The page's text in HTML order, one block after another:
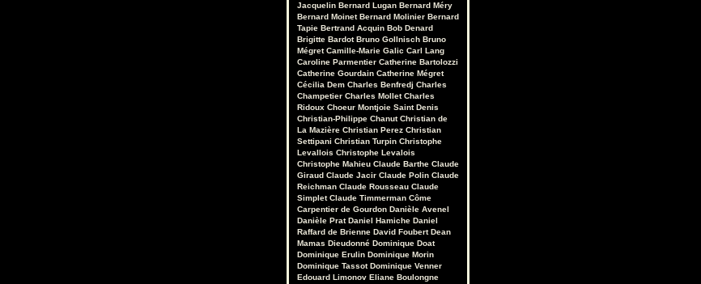
Jacquelin Bernard Lugan Bernard Méry
Bernard Moinet Bernard Molinier Bernard
Tapie Bertrand Acquin Bob Denard
Brigitte Bardot Bruno Gollnisch Bruno
Mégret Camille-Marie Galic Carl Lang
Caroline Parmentier Catherine Bartolozzi
Catherine Gourdain Catherine Mégret
Cécilia Dem Charles Benfredj Charles
Champetier Charles Mollet Charles
Ridoux Choeur Montjoie Saint Denis
Christian-Philippe Chanut Christian de
La Mazière Christian Perez Christian
Settipani Christian Turpin Christophe
Levallois Christophe Levalois
Christophe Mahieu Claude Barthe Claude
Giraud Claude Jacir Claude Polin Claude
Reichman Claude Rousseau Claude
Simplet Claude Timmerman Côme
Carpentier de Gourdon Danièle Avenel
Danièle Prat Daniel Hamiche Daniel
Raffard de Brienne David Foubert Dean
Mamas Dieudonné Dominique Doat
Dominique Erulin Dominique Morin
Dominique Tassot Dominique Venner
Edouard Limonov Eliane Boulongne